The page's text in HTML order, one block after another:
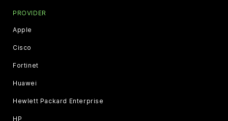
PROVIDER
Apple
Cisco
Fortinet
Huawei
Hewlett Packard Enterprise
HP